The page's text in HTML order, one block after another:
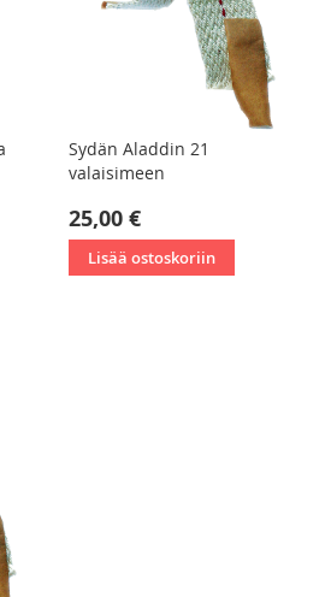
Sydän Aladdin 21
valaisimeen
25,00 €
Lisää ostoskoriin